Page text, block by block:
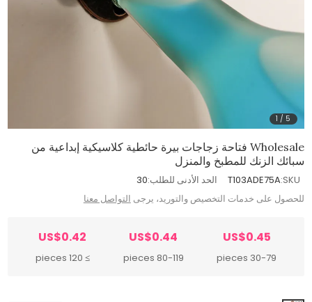
1 / 5
Wholesale فتاحة زجاجات بيرة حائطية كلاسيكية إبداعية من
سبائك الزنك للمطبخ والمنزل
SKU:
T103ADE75A الحد الأدنى للطلب:30
للحصول على خدمات التخصيص والتوريد، يرجى التواصل معنا
US$0.45
30-79 pieces
US$0.44
80-119 pieces
US$0.42
≥ 120 pieces